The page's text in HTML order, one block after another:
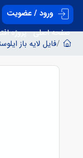
ورود / عضویت
صفحه اصلی پروژه
فایل لایه باز